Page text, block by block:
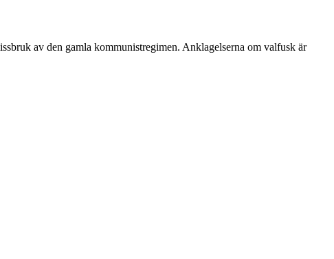
av den gamla kommunistregimen. Anklagelserna om valfusk är